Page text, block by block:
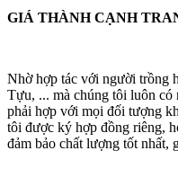
GIÁ THÀNH CẠNH
Nhờ hợp tác với người trồng
Tựu, ... mà chúng tôi luôn có
phải hợp với mọi đối tượng
tôi được ký hợp đồng riêng,
đảm bảo chất lượng tốt nhất,